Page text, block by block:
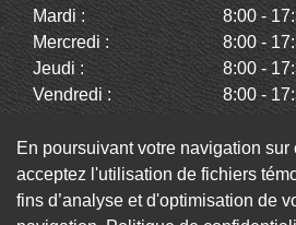
Mardi :
8:00 -
Mercredi :
8:00 -
Jeudi :
8:00 -
Vendredi :
8:00 -
Dimanche :
Fermé
Facebook Twitter
En poursuivant votre navigation sur
acceptez l'utilisation de fichiers
fins d’analyse et d'optimisation de